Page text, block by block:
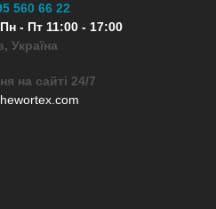
560 66 22
Пн - Пт 11:00 - 17:00
Україна
на сайті 24/7